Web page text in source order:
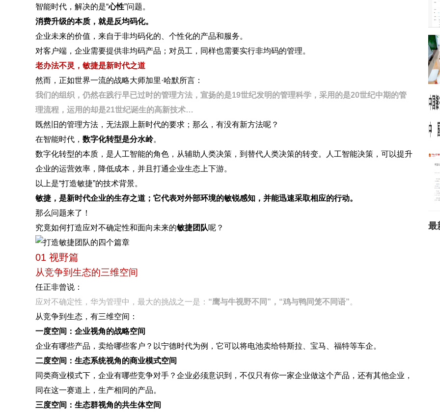
智能时代，解决的是“心性”问题。
消费升级的本质，就是反均码化。
企业未来的价值，来自于非均码化的、个性化的产品和服务。
对客户端，企业需要提供非均码产品；对员工，同样也需要实行非均码的管理。
老办法不灵，敏捷是新时代之道
然而，正如世界一流的战略大师加里·哈默所言：
我们的组织，仍然在践行早已过时的管理方法，宣扬的是19世纪发明的管理科学，采用的是20世纪中期的管
理流程，运用的却是21世纪诞生的高新技术…
既然旧的管理方法，无法跟上新时代的要求；那么，有没有新方法呢？
在智能时代， 数字化转型是分水岭。
数字化转型的本质，是人工智能的角色，从辅助人类决策，到替代人类决策的转变。人工智能决策，可以提升
企业的运营效率，降低成本，并且打通企业生态上下游。
以上是“打造敏捷”的技术背景。
敏捷，是新时代企业的生存之道；它代表对外部环境的敏锐感知，并能迅速采取相应的行动。
那么问题来了！
究竟如何打造应对不确定性和面向未来的敏捷团队呢？
01 视野篇
从竞争到生态的三维空间
任正非曾说：
应对不确定性，华为管理中，最大的挑战之一是： “鹰与牛视野不同”，“鸡与鸭同笼不同语”。
从竞争到生态，有三维空间：
一度空间：企业视角的战略空间
企业有哪些产品，卖给哪些客户？以宁德时代为例，它可以将电池卖给特斯拉、宝马、福特等车企。
二度空间：生态系统视角的商业模式空间
同类商业模式下，企业有哪些竞争对手？企业必须意识到，不仅只有你一家企业做这个产品，还有其他企业，
同在这一赛道上，生产相同的产品。
三度空间：生态群视角的共生体空间
最